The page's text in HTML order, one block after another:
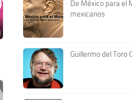
De México para el
mexicanos
Guillermo del Toro